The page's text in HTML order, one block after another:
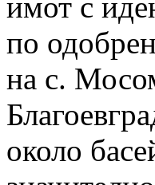
по
на с.
около